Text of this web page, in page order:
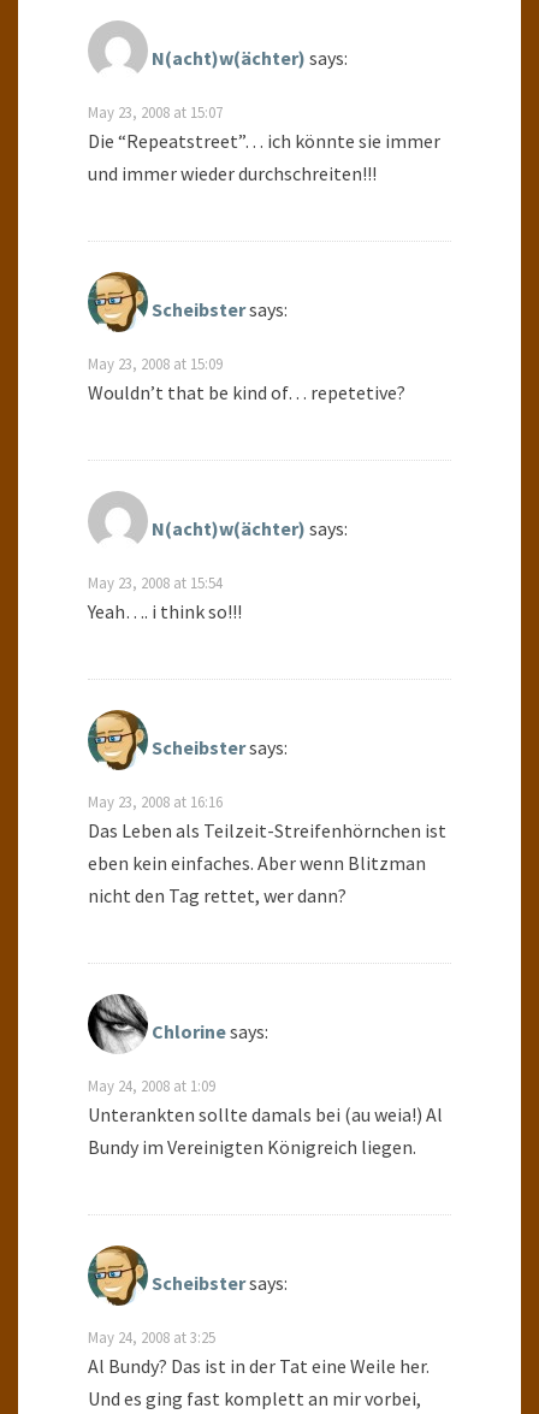
N(acht)w(ächter) says:
May 23, 2008 at 15:07
Die “Repeatstreet”… ich könnte sie immer
und immer wieder durchschreiten!!!
Scheibstersays:
May 23, 2008 at 15:09
Wouldn’t that be kind of… repetetive?
N(acht)w(ächter) says:
May 23, 2008 at 15:54
Yeah…. i think so!!!
Scheibstersays:
May 23, 2008 at 16:16
Das Leben als Teilzeit-Streifenhörnchen ist
eben kein einfaches. Aber wenn Blitzman
nicht den Tag rettet, wer dann?
Chlorinesays:
May 24, 2008 at 1:09
Unterankten sollte damals bei (au weia!) Al
Bundy im Vereinigten Königreich liegen.
Scheibstersays:
May 24, 2008 at 3:25
Al Bundy? Das ist in der Tat eine Weile her.
Und es ging fast komplett an mir vorbei,